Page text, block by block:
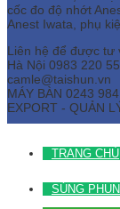
cốc đo độ nhớt
Anest Iwata, phụ
Liên hệ để được tư
Hà Nội 0983 220
camle@taishun.vn
MÁY BÀN 0243
EXPORT - QUẢN
TRANG CHỦ
SÚNG